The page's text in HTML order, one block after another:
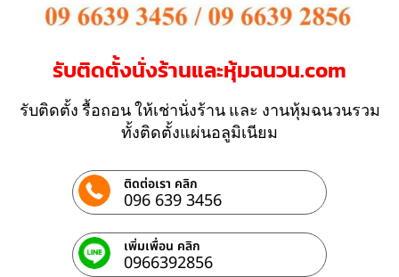
รับติดตั้งนั่งร้านและหุ้มฉนวน.com
รับติดตั้ง รื้อถอน ให้เช่านั่งร้าน และ งานหุ้มฉนวนรวม
ทั้งติดตั้งแผ่นอลูมิเนียม
ติดต่อเรา คลิก
096 639 3456
เพิ่มเพื่อน คลิก
0966392856